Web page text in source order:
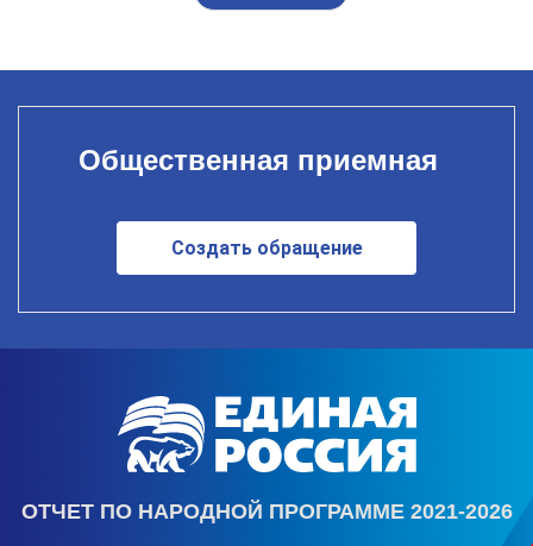
Общественная приемная
Создать обращение
ОТЧЕТ ПО НАРОДНОЙ ПРОГРАММЕ 2021-2026